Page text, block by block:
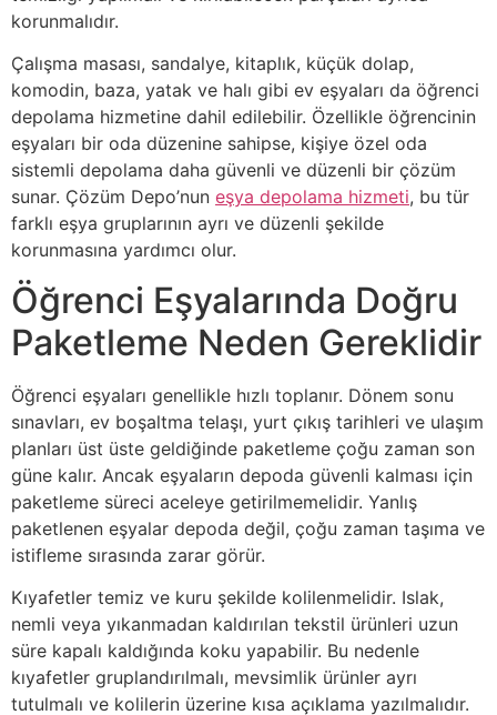
korunmalıdır.
Çalışma masası, sandalye, kitaplık, küçük dolap,
komodin, baza, yatak ve halı gibi ev eşyaları da öğrenci
depolama hizmetine dahil edilebilir. Özellikle öğrencinin
eşyaları bir oda düzenine sahipse, kişiye özel oda
sistemli depolama daha güvenli ve düzenli bir çözüm
sunar. Çözüm Depo’nun eşya depolama hizmeti, bu tür
farklı eşya gruplarının ayrı ve düzenli şekilde
korunmasına yardımcı olur.
Öğrenci Eşyalarında Doğru
Paketleme Neden Gereklidir
Öğrenci eşyaları genellikle hızlı toplanır. Dönem sonu
sınavları, ev boşaltma telaşı, yurt çıkış tarihleri ve ulaşım
planları üst üste geldiğinde paketleme çoğu zaman son
güne kalır. Ancak eşyaların depoda güvenli kalması için
paketleme süreci aceleye getirilmemelidir. Yanlış
paketlenen eşyalar depoda değil, çoğu zaman taşıma ve
istifleme sırasında zarar görür.
Kıyafetler temiz ve kuru şekilde kolilenmelidir. Islak,
nemli veya yıkanmadan kaldırılan tekstil ürünleri uzun
süre kapalı kaldığında koku yapabilir. Bu nedenle
kıyafetler gruplandırılmalı, mevsimlik ürünler ayrı
tutulmalı ve kolilerin üzerine kısa açıklama yazılmalıdır.